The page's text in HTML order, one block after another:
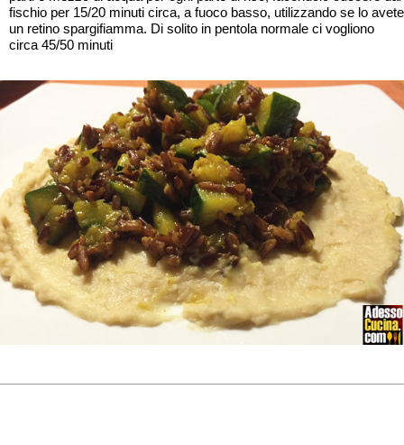
fischio per 15/20 minuti circa, a fuoco basso, utilizzando se lo avete
un retino spargifiamma. Di solito in pentola normale ci vogliono
circa 45/50 minuti